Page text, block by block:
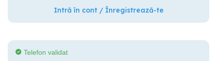
Intră în cont / Înregistrează-te
Telefon validat